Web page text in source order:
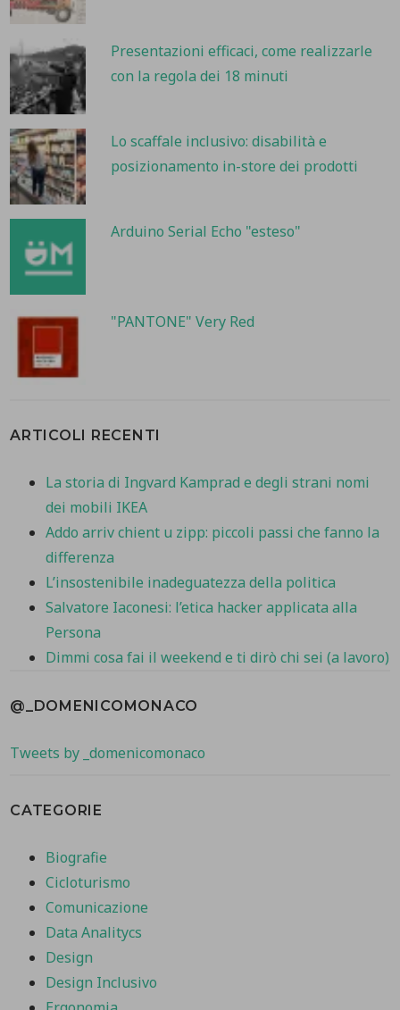
Presentazioni efficaci, come realizzarle
con la regola dei 18 minuti
Lo scaffale inclusivo: disabilità e
posizionamento in-store dei prodotti
Arduino Serial Echo "esteso"
"PANTONE" Very Red
ARTICOLI RECENTI
La storia di Ingvard Kamprad e degli strani nomi
dei mobili IKEA
Addo arriv chient u zipp: piccoli passi che fanno la
differenza
L’insostenibile inadeguatezza della politica
Salvatore Iaconesi: l’etica hacker applicata alla
Persona
Dimmi cosa fai il weekend e ti dirò chi sei (a lavoro)
@_DOMENICOMONACO
Tweets by _domenicomonaco
CATEGORIE
Biografie
Cicloturismo
Comunicazione
Data Analitycs
Design
Design Inclusivo